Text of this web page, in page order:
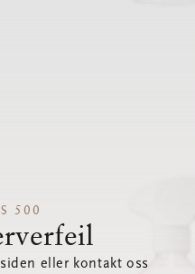
500
eller kontakt oss